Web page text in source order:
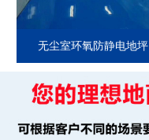
无尘室环氧防静电地坪